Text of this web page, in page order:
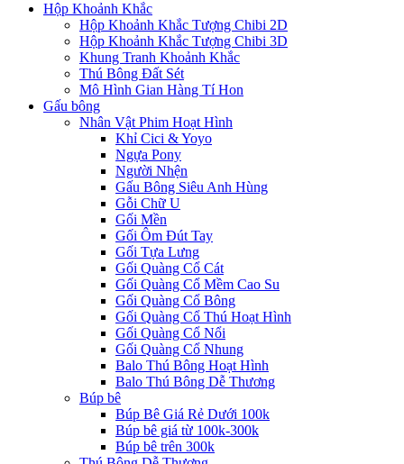
Hộp Khoảnh Khắc
Hộp Khoảnh Khắc Tượng Chibi 2D
Hộp Khoảnh Khắc Tượng Chibi 3D
Khung Tranh Khoảnh Khắc
Thú Bông Đất Sét
Mô Hình Gian Hàng Tí Hon
Gấu bông
Nhân Vật Phim Hoạt Hình
Khỉ Cici & Yoyo
Ngựa Pony
Người Nhện
Gấu Bông Siêu Anh Hùng
Gỗi Chữ U
Gối Mền
Gối Ôm Đút Tay
Gối Tựa Lưng
Gối Quàng Cổ Cát
Gối Quàng Cổ Mềm Cao Su
Gối Quàng Cổ Bông
Gối Quàng Cổ Thú Hoạt Hình
Gối Quàng Cổ Nổi
Gối Quàng Cổ Nhung
Balo Thú Bông Hoạt Hình
Balo Thú Bông Dễ Thương
Búp bê
Búp Bê Giá Rẻ Dưới 100k
Búp bê giá từ 100k-300k
Búp bê trên 300k